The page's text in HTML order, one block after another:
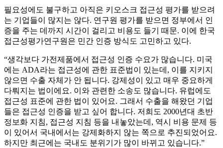
필요성에도 불구하고 아직은 키오스크 접근성 평가를 받으려
는 기업들이 많지는 않다. 연구원 평가를 받으면 정부에서 인
증을 주는 데까지 시간이 걸리고 비용도 들기 때문. 이에 한국
접근성평가연구원은 민간 인증 방식도 고민하고 있다.
“생각보다 가전제품에서 접근성 인증 수요가 많습니다. 미국
에는 ADA라는 접근성에 관한 표준법이 있는데, 이를 지키지
않으면 수출 자체가 안 됩니다. 강제성이 있고 매우 중요하게
다뤄지는 법이에요. 이와 관련한 소송도 많습니다. 유럽에도
접근성 표준에 관한 법이 있어요. 그래서 수출을 해왔던 기업
들은 접근성 인증을 받고 싶어 합니다. 저희도 2000년대 초반
정보화 지침, 접근성 지침 등을 내놓았는데, 역시 비용 문제 등
이 있어서 국내에서는 강제화하지 않는 쪽으로 추진되었어요.
하지만 최근에는 국내도 분위기가 많이 바뀌고 있습니다.”